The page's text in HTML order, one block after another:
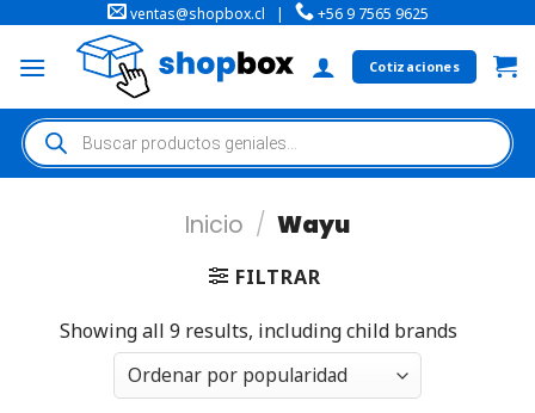
ventas@shopbox.cl | +56 9 7565 9625
Cotizaciones
Inicio / Wayu
FILTRAR
Showing all 9 results, including child brands